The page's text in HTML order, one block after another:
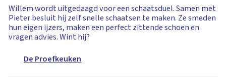
Willem wordt uitgedaagd voor een schaatsduel. Samen met
Pieter besluit hij zelf snelle schaatsen te maken. Ze smeden
hun eigen ijzers, maken een perfect zittende schoen en
vragen advies. Wint hij?
De Proefkeuken